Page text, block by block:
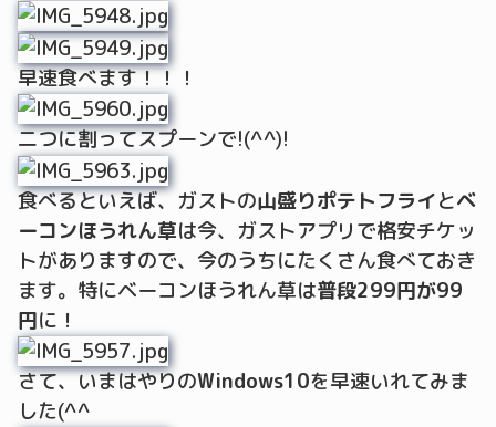
早速食べます！！！
二つに割ってスプーンで!(^^)!
食べるといえば、ガストの山盛りポテトフライとベ
ーコンほうれん草は今、ガストアプリで格安チケッ
トがありますので、今のうちにたくさん食べておき
ます。特にベーコンほうれん草は普段299円が99
円に！
さて、いまはやりのWindows10を早速いれてみま
した(^^